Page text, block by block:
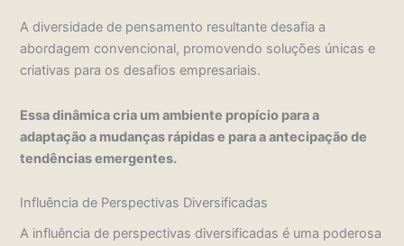
A diversidade de pensamento resultante desafia a
abordagem convencional, promovendo soluções únicas e
criativas para os desafios empresariais.
Essa dinâmica cria um ambiente propício para a
adaptação a mudanças rápidas e para a antecipação de
tendências emergentes.
Influência de Perspectivas Diversificadas
A influência de perspectivas diversificadas é uma poderosa